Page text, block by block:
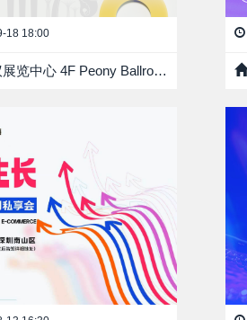
18 18:00
中心 4F Peony Ballroom